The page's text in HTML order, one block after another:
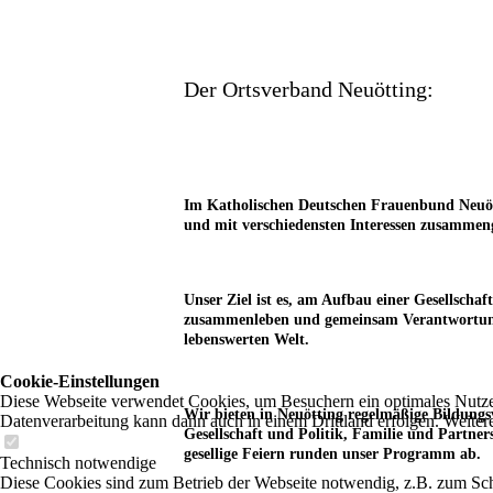
Der Ortsverband Neuötting:
Im Katholischen Deutschen Frauenbund
und mit verschiedensten Interessen
Unser Ziel ist es, am Aufbau einer
zusammenleben und gemeinsam
lebenswerten Welt.
Wir bieten in Neuötting regelmäßige
Gesellschaft und Politik, Familie und
gesellige Feiern runden unser Programm ab.
Cookie-Einstellungen
Diese Webseite verwendet Cookies, um Besuchern ein optimales
Datenverarbeitung kann dann auch in einem Drittland erfolgen.
Technisch notwendige
Diese Cookies sind zum Betrieb der Webseite notwendig, z.B. zum